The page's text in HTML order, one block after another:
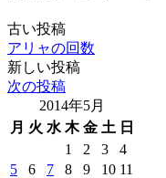
古い投稿
アリャの回数
新しい投稿
次の投稿
2014年5月
月 火 水 木 金 土 日
1 2 3
4
5
6 7 8 9 10 11